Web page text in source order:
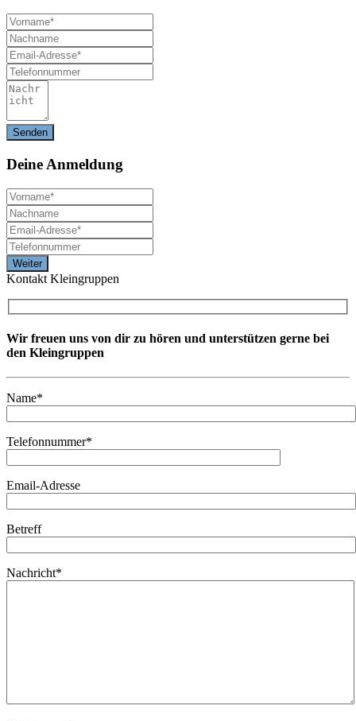
Deine Anmeldung
Kontakt Kleingruppen
Wir freuen uns von dir zu hören und unterstützen gerne bei
den Kleingruppen
Name*
Telefonnummer*
Email-Adresse
Betreff
Nachricht*